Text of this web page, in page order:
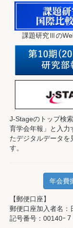
課題研究Ⅲの
J-Stageのトップ検索
育学会年報」と入力
たデジタルデータを
す。
年会費
【郵便口座】
郵便口座加入者名：
記号番号：00140ｰ